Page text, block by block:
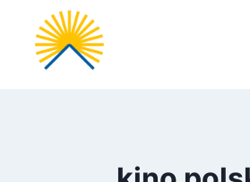
Przejdź
treści